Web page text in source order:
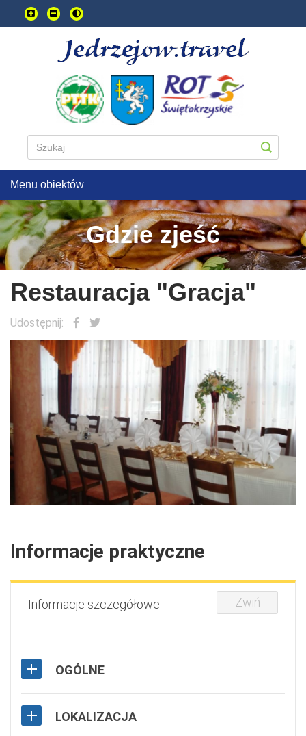
Przejdź
do
głownej
Menu obiektów
Gdzie zjeść
Restauracja "Gracja"
Udostępnij:
Informacje praktyczne
Informacje szczegółowe Zwiń
OGÓLNE
LOKALIZACJA